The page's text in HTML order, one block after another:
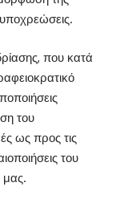
που κατά
του
ως προς τις
του
μας.